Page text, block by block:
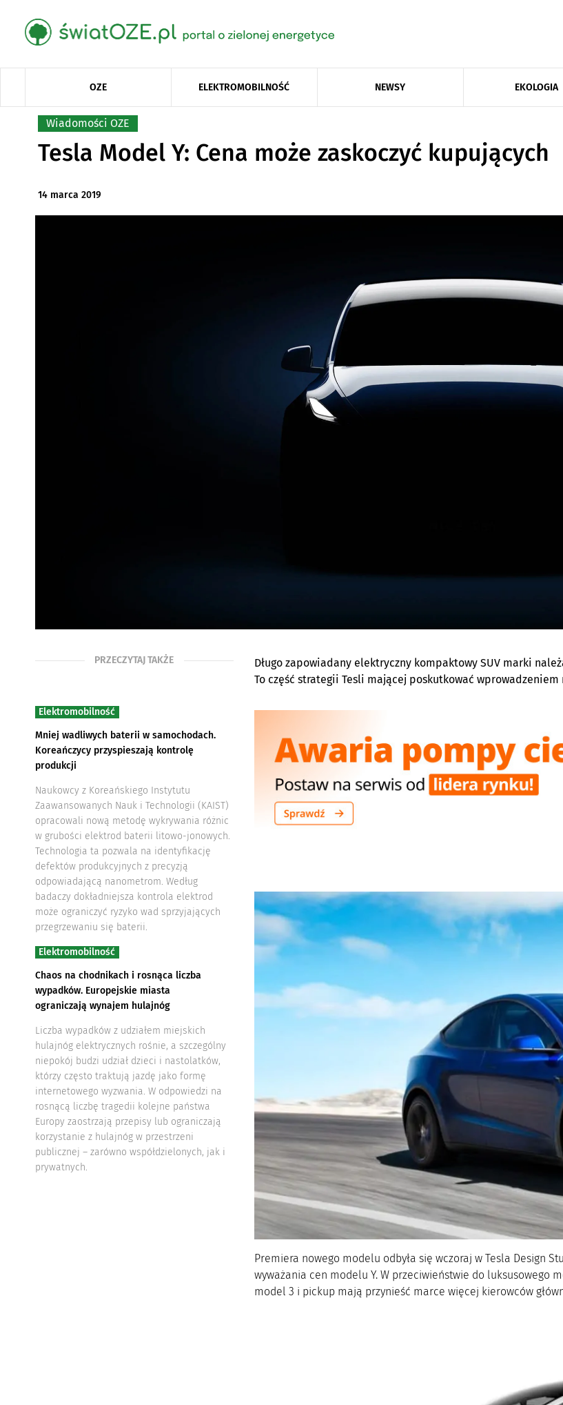
OZE ELEKTROMOBILNOŚĆ NEWSY EKOLOGIA
Wiadomości OZE
Tesla Model Y: Cena może zaskoczyć kupujących
14 marca 2019
PRZECZYTAJ TAKŻE
Elektromobilność
Mniej wadliwych baterii w samochodach.
Koreańczycy przyspieszają kontrolę
produkcji
Naukowcy z Koreańskiego Instytutu
Zaawansowanych Nauk i Technologii (KAIST)
opracowali nową metodę wykrywania różnic
w grubości elektrod baterii litowo-jonowych.
Technologia ta pozwala na identyfikację
defektów produkcyjnych z precyzją
odpowiadającą nanometrom. Według
badaczy dokładniejsza kontrola elektrod
może ograniczyć ryzyko wad sprzyjających
przegrzewaniu się baterii.
Elektromobilność
Chaos na chodnikach i rosnąca liczba
wypadków. Europejskie miasta
ograniczają wynajem hulajnóg
Liczba wypadków z udziałem miejskich
hulajnóg elektrycznych rośnie, a szczególny
niepokój budzi udział dzieci i nastolatków,
którzy często traktują jazdę jako formę
internetowego wyzwania. W odpowiedzi na
rosnącą liczbę tragedii kolejne państwa
Europy zaostrzają przepisy lub ograniczają
korzystanie z hulajnóg w przestrzeni
publicznej – zarówno współdzielonych, jak i
prywatnych.
Długo zapowiadany elektryczny kompaktowy SUV marki
To część strategii Tesli mającej poskutkować
Premiera nowego modelu odbyła się wczoraj w Tesla Design
wyważania cen modelu Y. W przeciwieństwie do luksusowego
model 3 i pickup mają przynieść marce więcej kierowców